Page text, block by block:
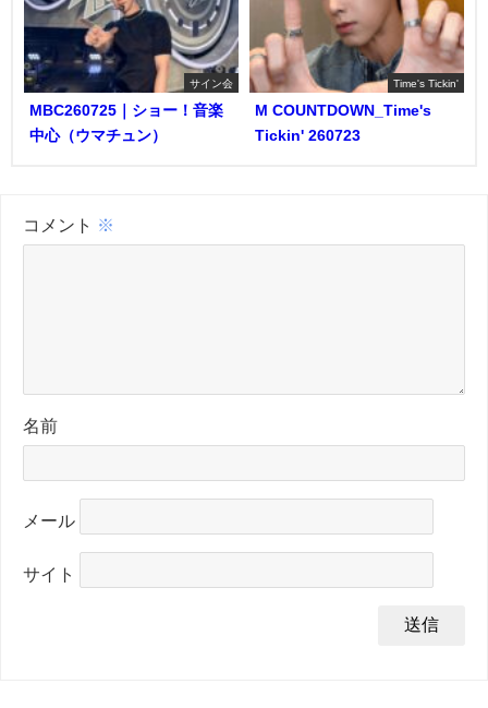
サイン会
MBC260725｜ショー！音楽
中心（ウマチュン）
Time's Tickin'
M COUNTDOWN_Time's
Tickin' 260723
コメント ※
名前
メール
サイト